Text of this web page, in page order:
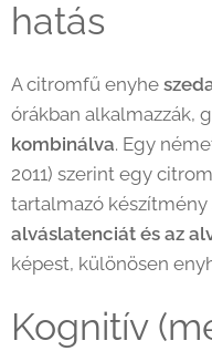
hatás
A citromfű enyhe
órákban alkalmazzák,
kombinálva. Egy
2011) szerint egy
tartalmazó készítmény
alváslatenciát és az
képest, különösen
Kognitív